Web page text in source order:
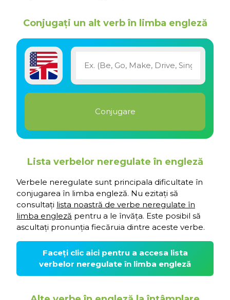
Conjugați un alt verb în limba engleză
Lista verbelor neregulate în engleză
Verbele neregulate sunt principala dificultate în
conjugarea în limba engleză. Nu ezitați să
consultați lista noastră de verbe neregulate în
limba engleză pentru a le învăța. Este posibil să
ascultați pronunția fiecăruia dintre aceste verbe.
Faceți clic aici pentru a accesa lista
verbelor neregulate în limba engleză